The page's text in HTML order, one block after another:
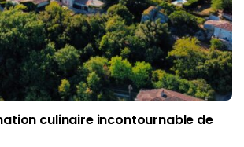
culinaire incontournable de